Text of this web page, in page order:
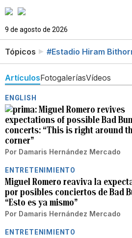
9 de agosto de 2026
Tópicos #Estadio Hiram
ArtículosFotogaleríasVídeos
ENGLISH
Miguel Romero revives
expectations of possible Bad
concerts: “This is right around
corner”
Por Damaris Hernández Mercado
ENTRETENIMIENTO
Miguel Romero reaviva la
por posibles conciertos de Bad
“Esto es ya mismo”
Por Damaris Hernández Mercado
ENTRETENIMIENTO